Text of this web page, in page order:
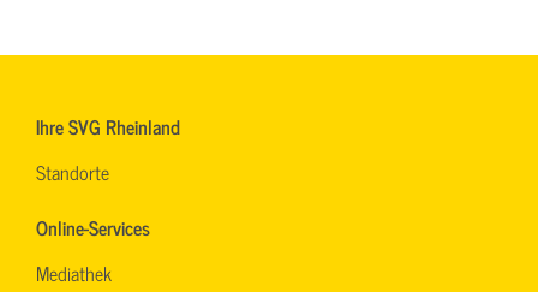
Ihre SVG Rheinland
Standorte
Online-Services
Mediathek